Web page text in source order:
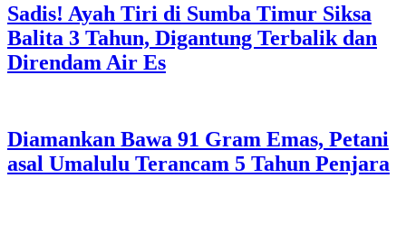
Sadis! Ayah Tiri di Sumba Timur Siksa
Balita 3 Tahun, Digantung Terbalik dan
Direndam Air Es
Diamankan Bawa 91 Gram Emas, Petani
asal Umalulu Terancam 5 Tahun Penjara